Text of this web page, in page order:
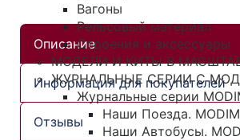
Вагоны
Рельсовый материал
Строения и аксессуары
МОДЕЛИ И КИТЫ В
ЖУРНАЛЬНЫЕ СЕРИИ С
Журнальные серии
Наши Поезда.
Наши Автобусы.
Описание
Информация для покупателей
Отзывы